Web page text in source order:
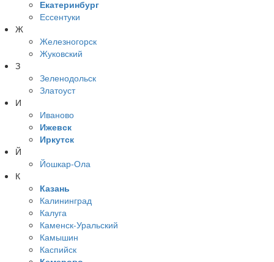
Екатеринбург
Ессентуки
Ж
Железногорск
Жуковский
З
Зеленодольск
Златоуст
И
Иваново
Ижевск
Иркутск
Й
Йошкар-Ола
К
Казань
Калининград
Калуга
Каменск-Уральский
Камышин
Каспийск